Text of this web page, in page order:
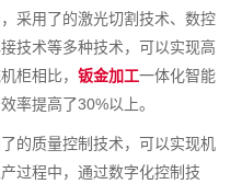
采用了的激光切割技术、数控
技术等多种技术，可以实现高
柜相比，钣金加工一体化智能
率提高了30%以上。
的质量控制技术，可以实现机
过程中，通过数字化控制技